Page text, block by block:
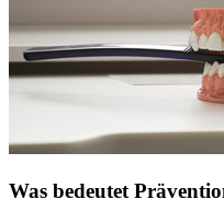
Was bedeutet